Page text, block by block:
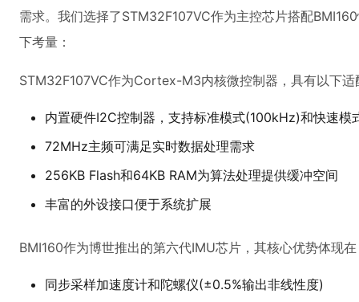
需求。我们选择了STM32F107VC作为主控芯片搭配
下考量：
STM32F107VC作为Cortex-M3内核微控制器，具有以下适
内置硬件I2C控制器，支持标准模式(100kHz)和快速
72MHz主频可满足实时数据处理需求
256KB Flash和64KB RAM为算法处理提供缓冲空间
丰富的外设接口便于系统扩展
BMI160作为博世推出的第六代IMU芯片，其核心优势体现
同步采样加速度计和陀螺仪(±0.5%输出非线性度)